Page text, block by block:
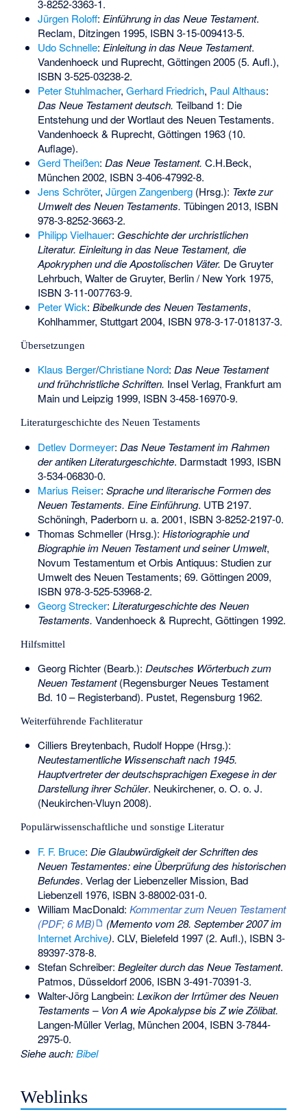
3-8252-3363-1.
Jürgen Roloff: Einführung in das Neue Testament.
Reclam, Ditzingen 1995, ISBN 3-15-009413-5.
Udo Schnelle: Einleitung in das Neue Testament.
Vandenhoeck und Ruprecht, Göttingen 2005 (5. Aufl.),
ISBN 3-525-03238-2.
Peter Stuhlmacher, Gerhard Friedrich, Paul Althaus:
Das Neue Testament deutsch. Teilband 1: Die
Entstehung und der Wortlaut des Neuen Testaments.
Vandenhoeck & Ruprecht, Göttingen 1963 (10.
Auflage).
Gerd Theißen: Das Neue Testament. C.H.Beck,
München 2002, ISBN 3-406-47992-8.
Jens Schröter, Jürgen Zangenberg(Hrsg.): Texte zur
Umwelt des Neuen Testaments. Tübingen 2013, ISBN
978-3-8252-3663-2.
Philipp Vielhauer: Geschichte der urchristlichen
Literatur. Einleitung in das Neue Testament, die
Apokryphen und die Apostolischen Väter. De Gruyter
Lehrbuch, Walter de Gruyter, Berlin / New York 1975,
ISBN 3-11-007763-9.
Peter Wick: Bibelkunde des Neuen Testaments,
Kohlhammer, Stuttgart 2004, ISBN 978-3-17-018137-3.
Übersetzungen
Klaus Berger/Christiane Nord: Das Neue Testament
und frühchristliche Schriften. Insel Verlag, Frankfurt am
Main und Leipzig 1999, ISBN 3-458-16970-9.
Literaturgeschichte des Neuen Testaments
Detlev Dormeyer: Das Neue Testament im Rahmen
der antiken Literaturgeschichte. Darmstadt 1993, ISBN
3-534-06830-0.
Marius Reiser: Sprache und literarische Formen des
Neuen Testaments. Eine Einführung. UTB 2197.
Schöningh, Paderborn u. a. 2001, ISBN 3-8252-2197-0.
Thomas Schmeller (Hrsg.): Historiographie und
Biographie im Neuen Testament und seiner Umwelt,
Novum Testamentum et Orbis Antiquus: Studien zur
Umwelt des Neuen Testaments; 69. Göttingen 2009,
ISBN 978-3-525-53968-2.
Georg Strecker: Literaturgeschichte des Neuen
Testaments. Vandenhoeck & Ruprecht, Göttingen 1992.
Hilfsmittel
Georg Richter (Bearb.): Deutsches Wörterbuch zum
Neuen Testament(Regensburger Neues Testament
Bd. 10 – Registerband). Pustet, Regensburg 1962.
Weiterführende Fachliteratur
Cilliers Breytenbach, Rudolf Hoppe (Hrsg.):
Neutestamentliche Wissenschaft nach 1945.
Hauptvertreter der deutschsprachigen Exegese in der
Darstellung ihrer Schüler. Neukirchener, o. O. o. J.
(Neukirchen-Vluyn 2008).
Populärwissenschaftliche und sonstige Literatur
F. F. Bruce: Die Glaubwürdigkeit der Schriften des
Neuen Testamentes: eine Überprüfung des historischen
Befundes. Verlag der Liebenzeller Mission, Bad
Liebenzell 1976, ISBN 3-88002-031-0.
William MacDonald: Kommentar zum Neuen Testament
(PDF; 6 MB)
(Mementovom 28. September 2007 im
Internet Archive). CLV, Bielefeld 1997 (2. Aufl.), ISBN 3-
89397-378-8.
Stefan Schreiber: Begleiter durch das Neue Testament.
Patmos, Düsseldorf 2006, ISBN 3-491-70391-3.
Walter-Jörg Langbein: Lexikon der Irrtümer des Neuen
Testaments – Von A wie Apokalypse bis Z wie Zölibat.
Langen-Müller Verlag, München 2004, ISBN 3-7844-
2975-0.
Siehe auch:Bibel
Weblinks